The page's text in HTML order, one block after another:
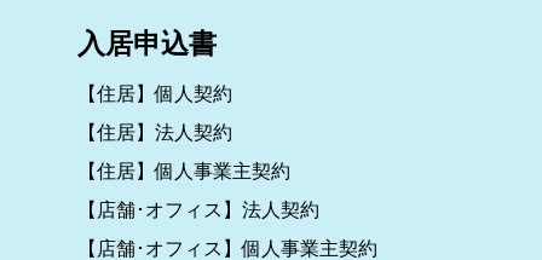
入居申込書
【住居】個人契約
【住居】法人契約
【住居】個人事業主契約
【店舗･オフィス】法人契約
【店舗･オフィス】個人事業主契約